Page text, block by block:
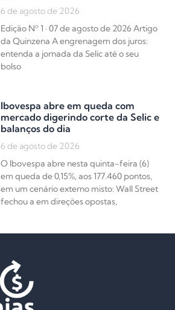
6 de agosto de 2026
Edição Nº 1 · 07 de agosto de 2026 Artigo
da Quinzena A engrenagem dos juros:
entenda a jornada da Selic até o seu
bolso
Ibovespa abre em queda com
mercado digerindo corte da Selic e
balanços do dia
6 de agosto de 2026
O Ibovespa abre nesta quinta-feira (6)
em queda de 0,15%, aos 177.460 pontos,
em um cenário externo misto: Wall Street
fechou a em direções opostas,